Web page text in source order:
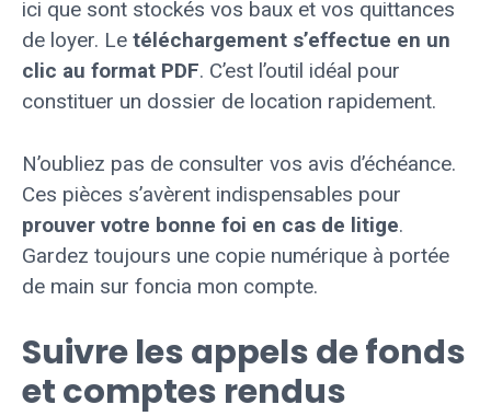
ici que sont stockés vos baux et vos quittances
de loyer. Le téléchargement s’effectue en un
clic au format PDF. C’est l’outil idéal pour
constituer un dossier de location rapidement.
N’oubliez pas de consulter vos avis d’échéance.
Ces pièces s’avèrent indispensables pour
prouver votre bonne foi en cas de litige.
Gardez toujours une copie numérique à portée
de main sur foncia mon compte.
Suivre les appels de fonds
et comptes rendus